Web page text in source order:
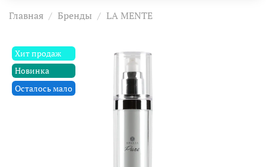
Главная Бренды LA MENTE
Хит продаж
Новинка
Осталось мало